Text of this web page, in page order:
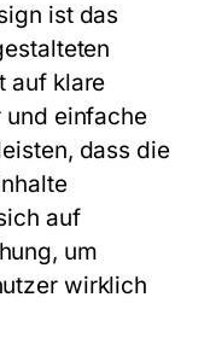
ist das
auf klare
und einfache
dass die
auf
um
wirklich